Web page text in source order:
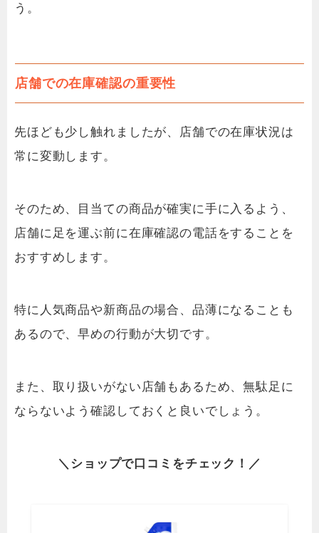
う。
店舗での在庫確認の重要性
先ほども少し触れましたが、店舗での在庫状況は
常に変動します。
そのため、目当ての商品が確実に手に入るよう、
店舗に足を運ぶ前に在庫確認の電話をすることを
おすすめします。
特に人気商品や新商品の場合、品薄になることも
あるので、早めの行動が大切です。
また、取り扱いがない店舗もあるため、無駄足に
ならないよう確認しておくと良いでしょう。
＼ ショップで口コミをチェック！／